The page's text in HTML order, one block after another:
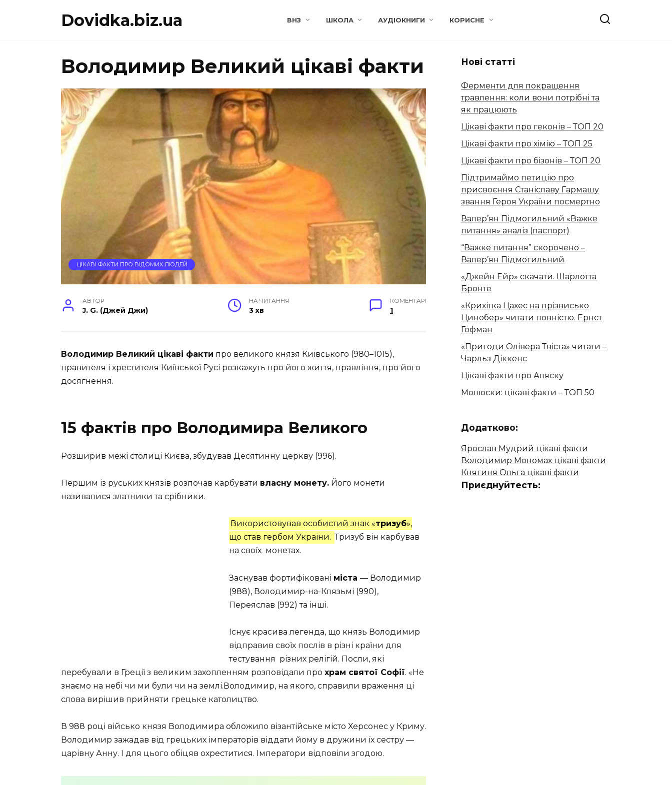
Dovidka.biz.ua ВНЗ ШКОЛА АУДІОКНИГИ КОРИСНЕ
Володимир Великий цікаві факти
ЦІКАВІ ФАКТИ ПРО ВІДОМИХ ЛЮДЕЙ
АВТОР
J. G. (Джей Джи)
НА ЧИТАННЯ
3 хв
КОМЕНТАРІ
1
Володимир Великий цікаві факти про великого князя Київського (980–1015),
правителя і хрестителя Київської Русі розкажуть про його життя, правління, про його
досягнення.
15 фактів про Володимира Великого
Розширив межі столиці Києва, збудував Десятинну церкву (996).
Першим із руських князів розпочав карбувати власну монету. Його монети
називалися златники та срібники.
Використовував особистий знак «тризуб»,
що став гербом України. Тризуб він карбував
на своїх монетах.
Заснував фортифіковані міста — Володимир
(988), Володимир-на-Клязьмі (990),
Переяслав (992) та інші.
Існує красива легенда, що князь Володимир
відправив своїх послів в різні країни для
тестування різних релігій. Посли, які
перебували в Греції з великим захопленням розповідали про храм святої Софії. «Не
знаємо на небі чи ми були чи на землі.Володимир, на якого, справили враження ці
слова вирішив прийняти грецьке католицтво.
В 988 році військо князя Володимира обложило візантійське місто Херсонес у Криму.
Володимир зажадав від грецьких імператорів віддати йому в дружини їх сестру —
царівну Анну. І для цього обіцяв охреститися. Імператори відповіли згодою.
Нові статті
Ферменти для покращення
травлення: коли вони потрібні та
як працюють
Цікаві факти про геконів – ТОП 20
Цікаві факти про хімію – ТОП 25
Цікаві факти про бізонів – ТОП 20
Підтримаймо петицію про
присвоєння Станіславу Гармашу
звання Героя України посмертно
Валер’ян Підмогильний «Важке
питання» аналіз (паспорт)
“Важке питання” скорочено –
Валер’ян Підмогильний
«Джейн Ейр» скачати. Шарлотта
Бронте
«Крихітка Цахес на прізвисько
Цинобер» читати повністю. Ернст
Гофман
«Пригоди Олівера Твіста» читати –
Чарльз Діккенс
Цікаві факти про Аляску
Молюски: цікаві факти – ТОП 50
Додатково:
Ярослав Мудрий цікаві факти
Володимир Мономах цікаві факти
Княгиня Ольга цікаві факти
Приєднуйтесть: